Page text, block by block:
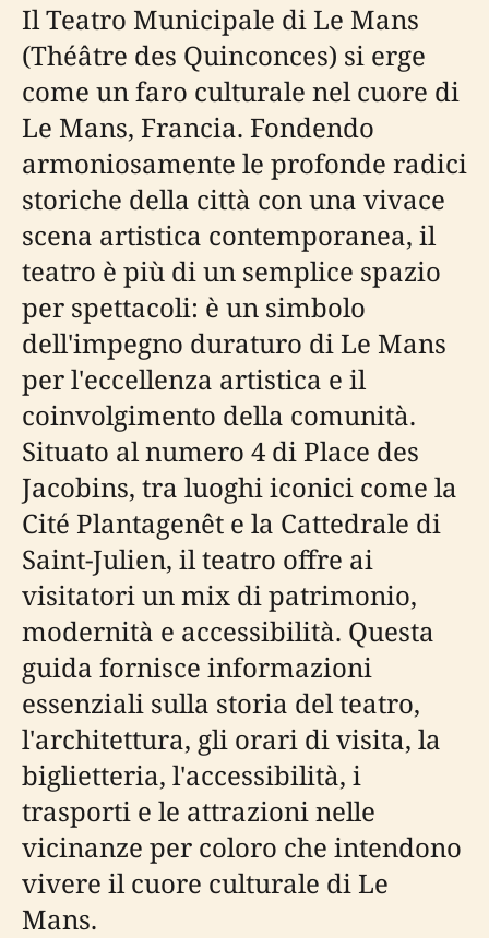
Il Teatro Municipale di Le Mans
(Théâtre des Quinconces) si erge
come un faro culturale nel cuore di
Le Mans, Francia. Fondendo
armoniosamente le profonde radici
storiche della città con una vivace
scena artistica contemporanea, il
teatro è più di un semplice spazio
per spettacoli: è un simbolo
dell'impegno duraturo di Le Mans
per l'eccellenza artistica e il
coinvolgimento della comunità.
Situato al numero 4 di Place des
Jacobins, tra luoghi iconici come la
Cité Plantagenêt e la Cattedrale di
Saint-Julien, il teatro offre ai
visitatori un mix di patrimonio,
modernità e accessibilità. Questa
guida fornisce informazioni
essenziali sulla storia del teatro,
l'architettura, gli orari di visita, la
biglietteria, l'accessibilità, i
trasporti e le attrazioni nelle
vicinanze per coloro che intendono
vivere il cuore culturale di Le
Mans.